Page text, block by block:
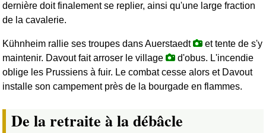
dernière doit finalement se replier, ainsi qu'une large fraction
de la cavalerie.
Kühnheim rallie ses troupes dans Auerstaedt
et tente de s'y
maintenir. Davout fait arroser le village
d'obus. L'incendie
oblige les Prussiens à fuir. Le combat cesse alors et Davout
installe son campement près de la bourgade en flammes.
De la retraite à la débâcle